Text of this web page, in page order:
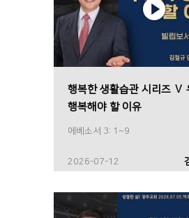
행복한 생활습관 시리즈 Ⅴ
행복해야 할 이유
에베소서 3: 1~9
2026-07-12